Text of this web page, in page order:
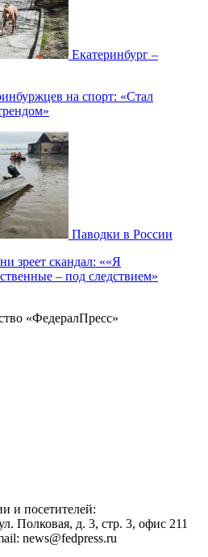
Екатеринбург –
на спорт: «Стал
Паводки в России
зреет скандал: ««Я
– под следствием»
«ФедералПресс»
и посетителей:
Полковая, д. 3, стр. 3, офис 211
news@fedpress.ru